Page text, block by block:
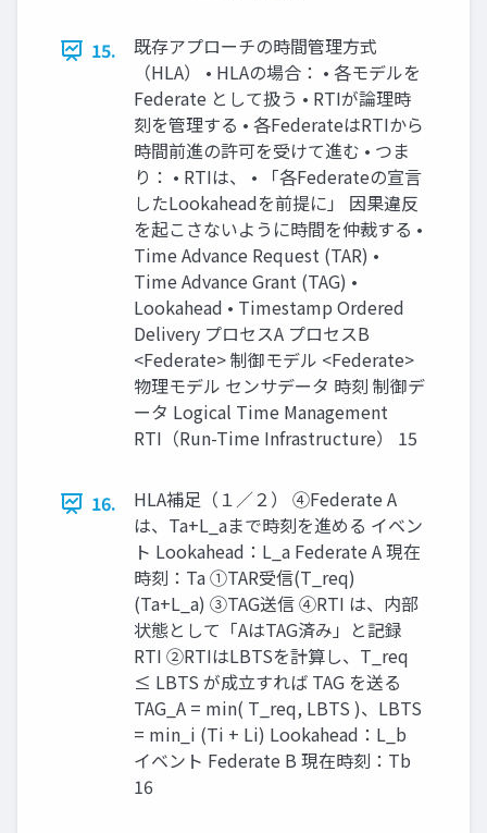
15.
既存アプローチの時間管理方式
（HLA） • HLAの場合： • 各モデルを
Federate として扱う • RTIが論理時
刻を管理する • 各FederateはRTIから
時間前進の許可を受けて進む • つま
り： • RTIは、 • 「各Federateの宣言
したLookaheadを前提に」 因果違反
を起こさないように時間を仲裁する •
Time Advance Request (TAR) •
Time Advance Grant (TAG) •
Lookahead • Timestamp Ordered
Delivery プロセスA プロセスB
<Federate> 制御モデル <Federate>
物理モデル センサデータ 時刻 制御デ
ータ Logical Time Management
RTI（Run-Time Infrastructure） 15
16.
HLA補足（１／２） ④Federate A
は、Ta+L_aまで時刻を進める イベン
ト Lookahead：L_a Federate A 現在
時刻：Ta ①TAR受信(T_req)
(Ta+L_a) ③TAG送信 ④RTI は、内部
状態として「AはTAG済み」と記録
RTI ②RTIはLBTSを計算し、T_req
≤ LBTS が成立すれば TAG を送る
TAG_A = min( T_req, LBTS )、LBTS
= min_i (Ti + Li) Lookahead：L_b
イベント Federate B 現在時刻：Tb
16